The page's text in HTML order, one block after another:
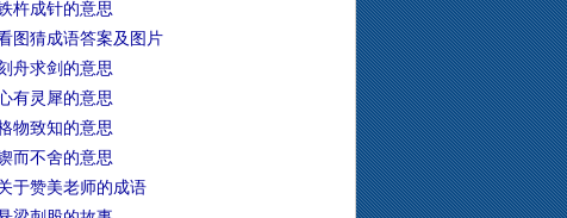
杵成针的意思
图猜成语答案及图片
舟求剑的意思
有灵犀的意思
物致知的意思
而不舍的意思
于赞美老师的成语